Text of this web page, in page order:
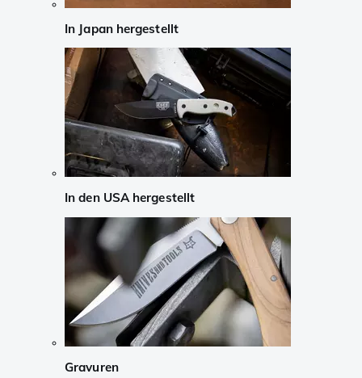
In Japan hergestellt
In den USA hergestellt
Gravuren